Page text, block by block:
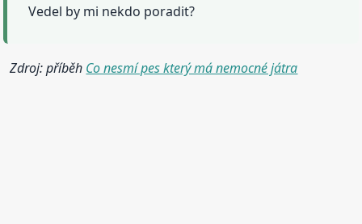
Vedel by mi nekdo poradit?
Zdroj: příběh Co nesmí pes který má nemocné játra